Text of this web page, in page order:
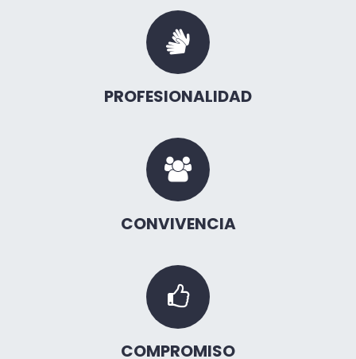
PROFESIONALIDAD
CONVIVENCIA
COMPROMISO